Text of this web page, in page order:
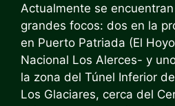
Actualmente se
grandes focos: dos en la
en Puerto Patriada (El
Nacional Los Alerces- y
la zona del Túnel Inferior
Los Glaciares, cerca del